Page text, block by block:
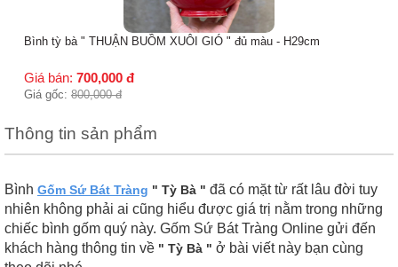
Thông tin sản phẩm
Bình Gốm Sứ Bát Tràng " Tỳ Bà " đã có mặt từ rất lâu đời tuy
nhiên không phải ai cũng hiểu được giá trị nằm trong những
chiếc bình gốm quý này. Gốm Sứ Bát Tràng Online gửi đến
khách hàng thông tin về " Tỳ Bà " ở bài viết này bạn cùng